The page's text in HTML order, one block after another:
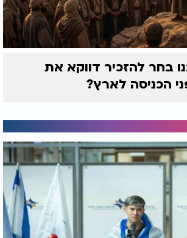
בחר להזכיר דווקא את
הכניסה לארץ?